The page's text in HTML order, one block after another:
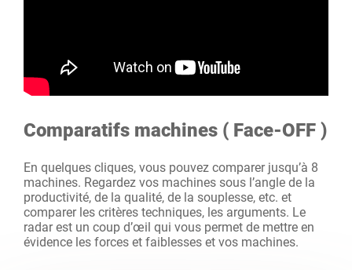
Comparatifs machines ( Face-OFF )
En quelques cliques, vous pouvez comparer jusqu’à 8
machines. Regardez vos machines sous l’angle de la
productivité, de la qualité, de la souplesse, etc. et
comparer les critères techniques, les arguments. Le
radar est un coup d’œil qui vous permet de mettre en
évidence les forces et faiblesses et vos machines.